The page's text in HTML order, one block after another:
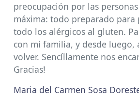
preocupación por las
máxima: todo preparado para
todo los alérgicos al gluten.
con mi familia, y desde luego,
volver. Sencíllamente nos
Gracias!
Maria del Carmen Sosa